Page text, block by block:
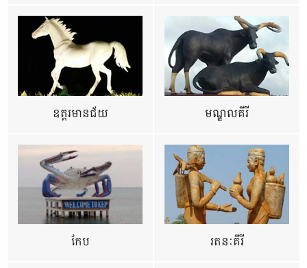
ឧត្ដរមានជ័យ មណ្ឌលគីរី
កែប រតនៈគីរី